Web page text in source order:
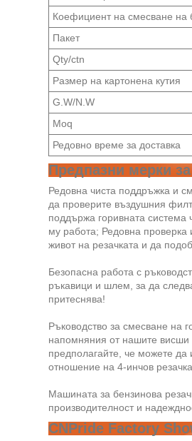
Коефициент на смесване на
Пакет
Qty/ctn
Размер на картонена кутия
G.W/N.W
Moq
Редовно време за доставка
Предпазни мерки
Редовна чиста поддръжка и
да проверите въздушния
поддържа горивната система
му работа; Редовна
живот на резачката и да
Безопасна работа с
ръкавици и шлем, за да
притеснява!
Ръководство за смесване на
напомняния от нашите
предполагайте, че можете да
отношение на 4-инчов
Машината за бензинова
производителност и
CNPride Factory